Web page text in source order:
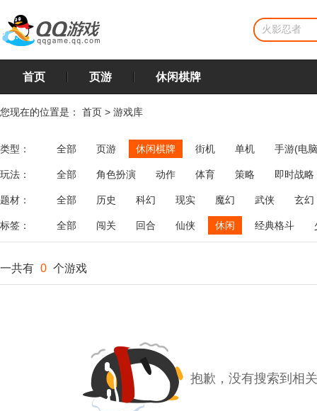
首页 页游 休闲棋牌
您现在的位置是： 首页 > 游戏库
类型： 全部 页游 休闲棋牌 街机 单机 手游(电
玩法： 全部 角色扮演 动作 体育 策略
即时战略
飞行
恋爱 第三人称射击 棋类 牌类 麻将
题材： 全部 历史 科幻 现实 魔幻 武侠 玄幻
标签： 全部 闯关 回合 仙侠 休闲 经典格斗
一共有 0 个游戏
抱歉，没有搜索到相